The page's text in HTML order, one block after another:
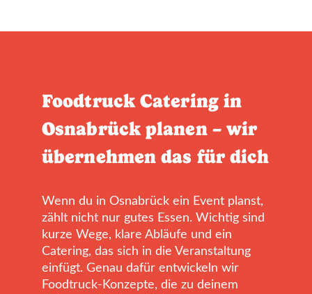
Foodtruck Catering in
Osnabrück planen – wir
übernehmen das für dich
Wenn du in Osnabrück ein Event planst,
zählt nicht nur gutes Essen. Wichtig sind
kurze Wege, klare Abläufe und ein
Catering, das sich in die Veranstaltung
einfügt. Genau dafür entwickeln wir
Foodtruck-Konzepte, die zu deinem